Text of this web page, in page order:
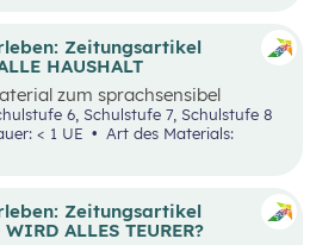
Zeitungsartikel
HAUSHALT
zum sprachsensibel
“MüllfalleSchulstufe 5, Schulstufe 6, Schulstufe 7, Schulstufe 8
< 1 UE
Art des Materials:
Zeitungsartikel
ALLES TEURER?